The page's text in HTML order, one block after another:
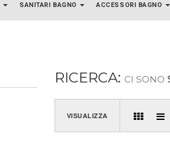
SANITARI BAGNO ACCESSORI BAGNO
RICERCA: CI SONO
VISUALIZZA